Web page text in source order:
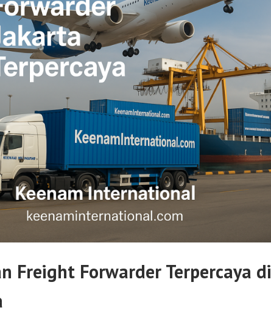
Freight Forwarder Terpercaya di